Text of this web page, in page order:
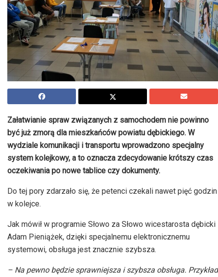
Załatwianie spraw związanych z samochodem nie powinno
być już zmorą dla mieszkańców powiatu dębickiego. W
wydziale komunikacji i transportu wprowadzono specjalny
system kolejkowy, a to oznacza zdecydowanie krótszy czas
oczekiwania po nowe tablice czy dokumenty.
Do tej pory zdarzało się, że petenci czekali nawet pięć godzin
w kolejce.
Jak mówił w programie Słowo za Słowo wicestarosta dębicki
Adam Pieniążek, dzięki specjalnemu elektronicznemu
systemowi, obsługa jest znacznie szybsza.
– Na pewno będzie sprawniejsza i szybsza obsługa. Przykład